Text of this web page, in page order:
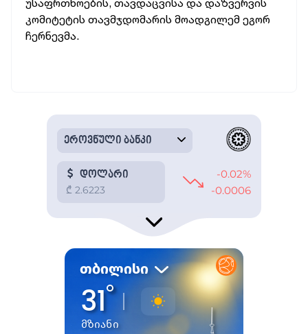
უსაფრთხოების, თავდაცვისა და დაზვერვის
კომიტეტის თავმჯდომარის მოადგილემ ეგორ
ჩერნევმა.